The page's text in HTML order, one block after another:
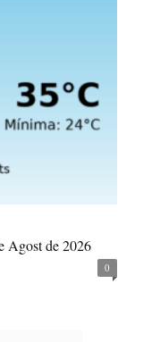
Agost de 2026
0